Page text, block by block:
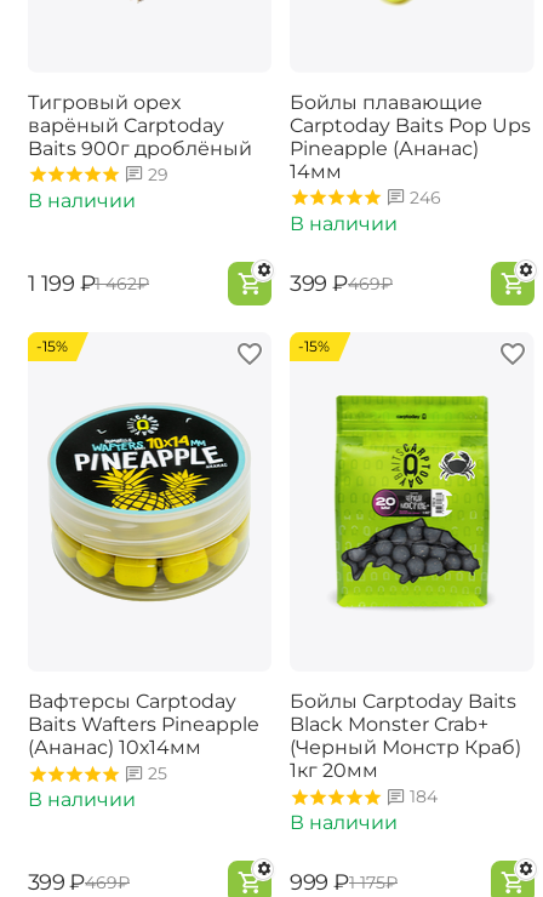
Тигровый орех
варёный Carptoday
Baits 900г дроблёный
29
В наличии
‍1 199‍ ₽‍1 462‍₽
Бойлы плавающие
Carptoday Baits Pop Ups
Pineapple (Ананас)
14мм
246
В наличии
‍399‍ ₽‍469‍₽
-15%
Вафтерсы Carptoday
Baits Wafters Pineapple
(Ананас) 10х14мм
25
В наличии
‍399‍ ₽‍469‍₽
-15%
Бойлы Carptoday Baits
Black Monster Crab+
(Черный Монстр Краб)
1кг 20мм
184
В наличии
‍999‍ ₽‍1 175‍₽